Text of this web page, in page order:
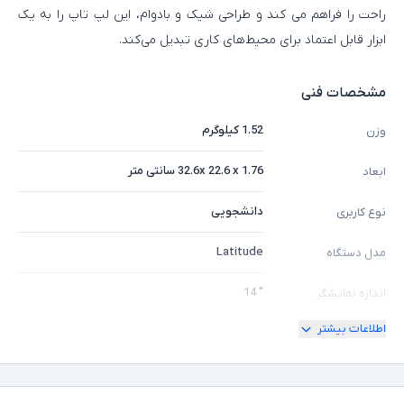
راحت را فراهم می کند و طراحی شیک و بادوام، این لپ‌ تاپ را به یک
ابزار قابل اعتماد برای محیط‌های کاری تبدیل می‌کند.
مشخصات فنی
وزن 1.52 کیلوگرم
ابعاد 32.6x 22.6 x 1.76 سانتی متر
نوع کاربری دانشجویی
مدل دستگاه Latitude
اندازه نمایشگر " 14
امکان چرخش
اطلاعات بیشتر